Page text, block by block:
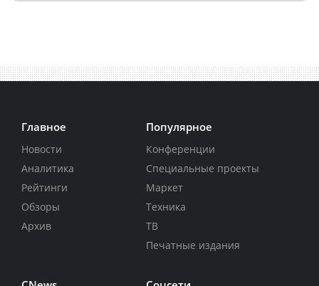
Главное
Новости
Аналитика
Рейтинги
Обзоры
Архив
Популярное
Конференции
Специальные проекты
Маркет
Техника
ТВ
Печатные издания